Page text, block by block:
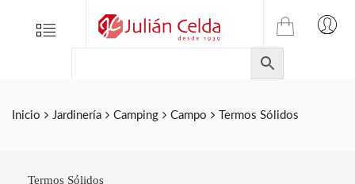
Menu
TIENDA
ONLINE
DE
JULIAN
CELDA
Inicio Jardinería Camping Campo Termos Sólidos
Termos Sólidos
Folletos